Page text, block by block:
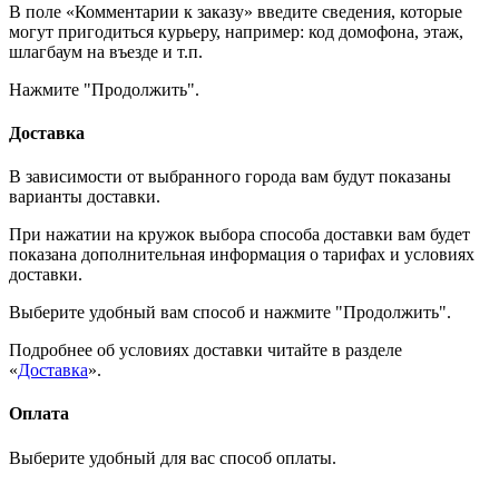
В поле «Комментарии к заказу» введите сведения, которые
могут пригодиться курьеру, например: код домофона, этаж,
шлагбаум на въезде и т.п.
Нажмите "Продолжить".
Доставка
В зависимости от выбранного города вам будут показаны
варианты доставки.
При нажатии на кружок выбора способа доставки вам будет
показана дополнительная информация о тарифах и условиях
доставки.
Выберите удобный вам способ и нажмите "Продолжить".
Подробнее об условиях доставки читайте в разделе
«Доставка».
Оплата
Выберите удобный для вас способ оплаты.